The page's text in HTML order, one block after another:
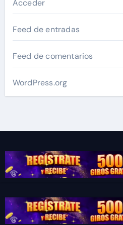
Acceder
Feed de entradas
Feed de comentarios
WordPress.org